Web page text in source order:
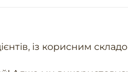
із корисним